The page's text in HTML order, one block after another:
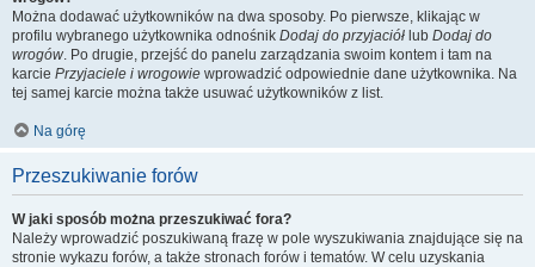
Można dodawać użytkowników na dwa sposoby. Po pierwsze, klikając w
profilu wybranego użytkownika odnośnik Dodaj do przyjaciół lub Dodaj do
wrogów. Po drugie, przejść do panelu zarządzania swoim kontem i tam na
karcie Przyjaciele i wrogowie wprowadzić odpowiednie dane użytkownika. Na
tej samej karcie można także usuwać użytkowników z list.
Na górę
Przeszukiwanie forów
W jaki sposób można przeszukiwać fora?
Należy wprowadzić poszukiwaną frazę w pole wyszukiwania znajdujące się na
stronie wykazu forów, a także stronach forów i tematów. W celu uzyskania